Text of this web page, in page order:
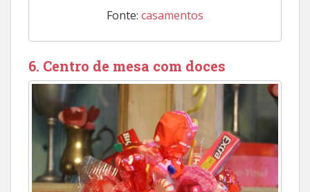
Fonte: casamentos
6. Centro de mesa com doces